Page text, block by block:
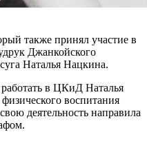
также принял участие в
Джанкойского
Наталья Нацкина.
в ЦКиД Наталья
воспитания
деятельность направила